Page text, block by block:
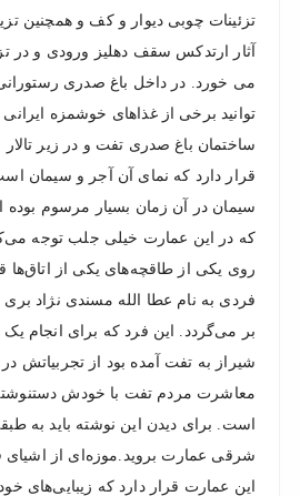
تزئینات چوبی دیوار و کف و همچنین
آثار ارتدکس سقف دهلیز ورودی و در
می خورد. در داخل باغ صدری
توانید برخی از غذاهای خوشمزه ایرانی
ساختمان باغ صدری تفت و در زیر
قرار دارد که نمای آن آجر و سیمان
سیمان در آن زمان بسیار مرسوم
که در این عمارت خیلی جلب توجه
روی یکی از طاقچه‌های یکی از اتاق‌ها
بر می‌گردد. این فرد که برای انجام
شیراز به تفت آمده بود از تجربیاتش
معاشرت مردم تفت با خودش
است. برای دیدن این نوشته باید به
شرقی عمارت بروید.موزه‌ای از اشیای
این عمارت قرار دارد که زیبایی‌های